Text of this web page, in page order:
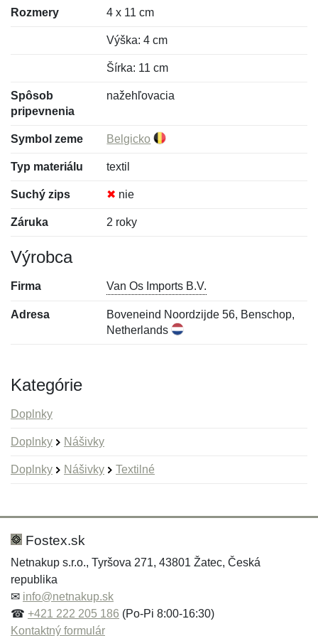
Rozmery 4 x 11 cm
Výška: 4 cm
Šírka: 11 cm
Spôsob
pripevnenia
nažehľovacia
Symbol zeme Belgicko
Typ materiálu textil
Suchý zips ✖ nie
Záruka 2 roky
Výrobca
Firma Van Os Imports B.V.
Adresa
Boveneind Noordzijde 56, Benschop,
Netherlands
Kategórie
Doplnky
Doplnky Nášivky
Doplnky Nášivky Textilné
Hodnotenie:
Meno:*
Meno:
E-mail:*
Fostex.sk
Netnakup s.r.o., Tyršova 271, 43801 Žatec, Česká
republika
✉ info@netnakup.sk
☎ +421 222 205 186 (Po-Pi 8:00-16:30)
Kontaktný formulár